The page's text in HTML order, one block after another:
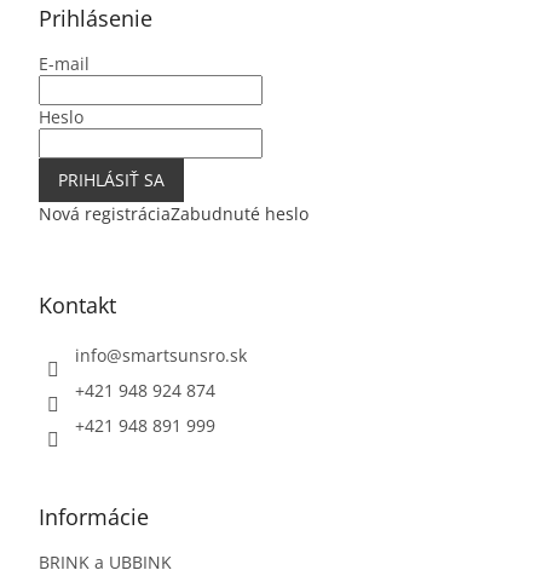
Prihlásenie
E-mail
Heslo
PRIHLÁSIŤ SA
Nová registráciaZabudnuté heslo
Kontakt
info@smartsunsro.sk
+421 948 924 874
+421 948 891 999
Informácie
BRINK a UBBINK